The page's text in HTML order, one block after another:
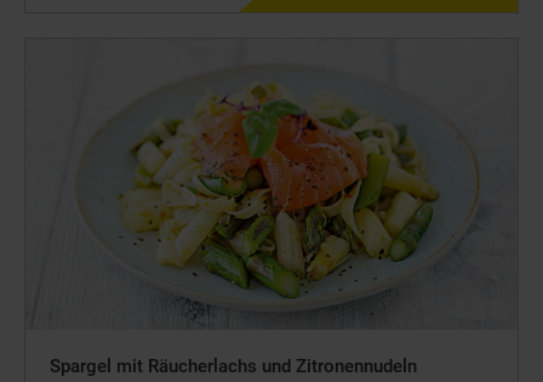
Spargel mit Räucherlachs und Zitronennudeln